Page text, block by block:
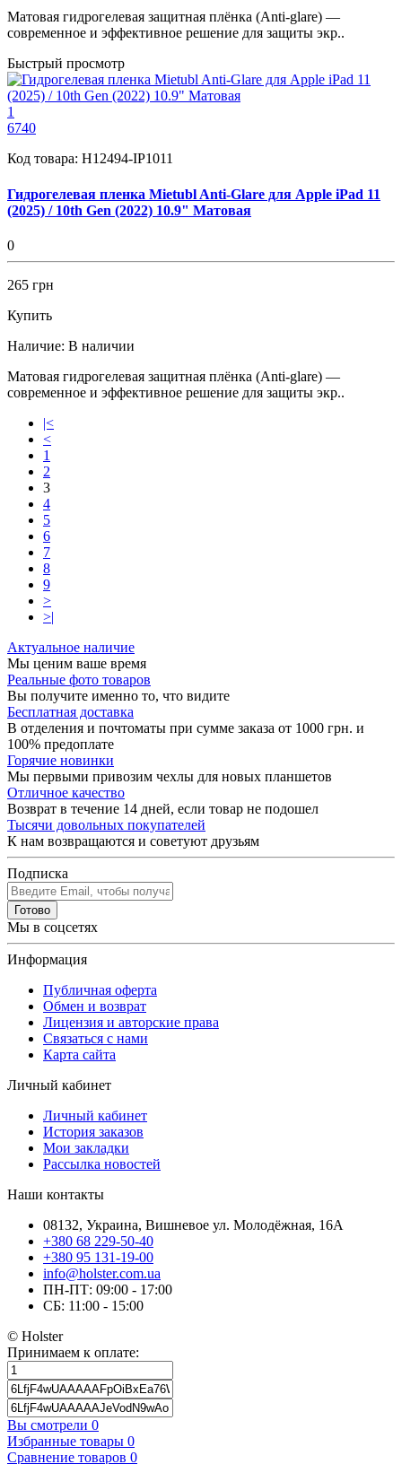
Матовая гидрогелевая защитная плёнка (Anti-glare) —
современное и эффективное решение для защиты экр..
Быстрый просмотр
1
6740
Код товара: H12494-IP1011
Гидрогелевая пленка Mietubl Anti-Glare для Apple iPad 11
(2025) / 10th Gen (2022) 10.9" Матовая
0
265 грн
Купить
Наличие: В наличии
Матовая гидрогелевая защитная плёнка (Anti-glare) —
современное и эффективное решение для защиты экр..
|<
<
1
2
3
4
5
6
7
8
9
>
>|
Актуальное наличие
Мы ценим ваше время
Реальные фото товаров
Вы получите именно то, что видите
Бесплатная доставка
В отделения и почтоматы при сумме заказа от 1000 грн. и
100% предоплате
Горячие новинки
Мы первыми привозим чехлы для новых планшетов
Отличное качество
Возврат в течение 14 дней, если товар не подошел
Тысячи довольных покупателей
К нам возвращаются и советуют друзьям
Подписка
Готово
Мы в соцсетях
Информация
Публичная оферта
Обмен и возврат
Лицензия и авторские права
Связаться с нами
Карта сайта
Личный кабинет
Личный кабинет
История заказов
Мои закладки
Рассылка новостей
Наши контакты
08132, Украина, Вишневое ул. Молодёжная, 16А
+380 68 229-50-40
+380 95 131-19-00
info@holster.com.ua
ПН-ПТ: 09:00 - 17:00
СБ: 11:00 - 15:00
© Holster
Принимаем к оплате:
Вы смотрели 0
Избранные товары 0
Сравнение товаров 0